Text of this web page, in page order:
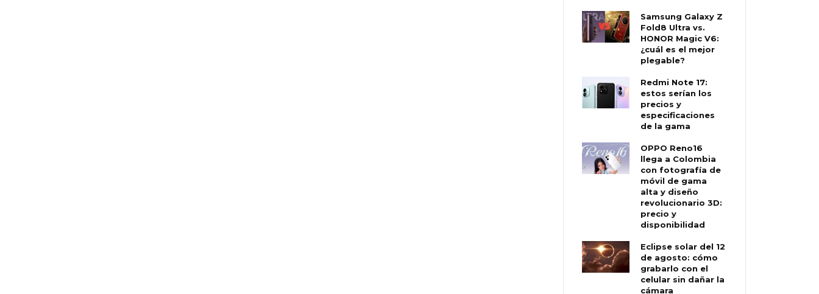
Samsung Galaxy Z
Fold8 Ultra vs.
HONOR Magic V6:
¿cuál es el mejor
plegable?
Redmi Note 17:
estos serían los
precios y
especificaciones
de la gama
OPPO Reno16
llega a Colombia
con fotografía de
móvil de gama
alta y diseño
revolucionario 3D:
precio y
disponibilidad
Eclipse solar del 12
de agosto: cómo
grabarlo con el
celular sin dañar la
cámara